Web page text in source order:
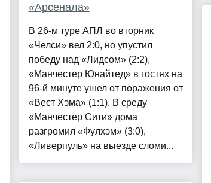
«Арсенала»
В 26-м туре АПЛ во вторник
«Челси» вел 2:0, но упустил
победу над «Лидсом» (2:2),
«Манчестер Юнайтед» в гостях на
96-й минуте ушел от поражения от
«Вест Хэма» (1:1). В среду
«Манчестер Сити» дома
разгромил «Фулхэм» (3:0),
«Ливерпуль» на выезде сломи...